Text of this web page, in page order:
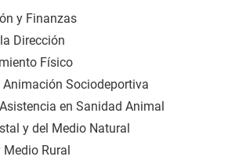
y Finanzas
Dirección
Físico
Animación Sociodeportiva
en Sanidad Animal
y del Medio Natural
Rural